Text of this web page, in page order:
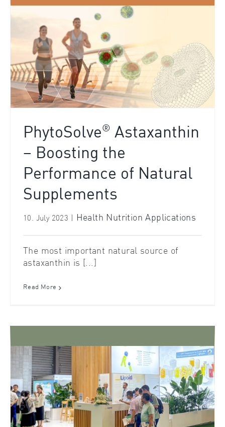
PhytoSolve® Astaxanthin
– Boosting the
Performance of Natural
Supplements
10. July 2023 Health Nutrition Applications
The most important natural source of
astaxanthin is [...]
Read More